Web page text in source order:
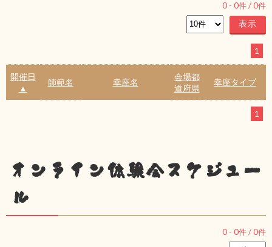
0 - 0件 /0件
1
開催日
▲
師範名 幸座名
会場都
道府県
幸座タイプ
1
オンライン体験会スケジュー
ル
0 - 0件 /0件